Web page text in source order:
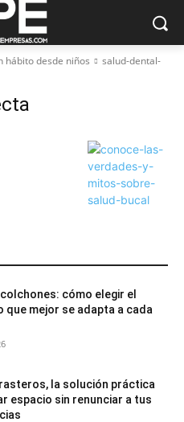
hábito desde niños
salud-dental-
cómo elegir el
que mejor se adapta a cada
la solución práctica
espacio sin renunciar a tus